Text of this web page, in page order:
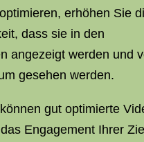
erhöhen Sie
dass sie in den
angezeigt werden und
gesehen werden.
gut optimierte
Engagement Ihrer